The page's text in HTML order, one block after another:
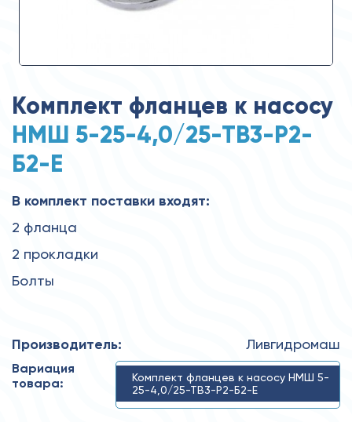
Комплект фланцев к насосу
НМШ 5-25-4,0/25-ТВ3-Р2-
Б2-Е
В комплект поставки входят:
2 фланца
2 прокладки
Болты
Производитель: Ливгидромаш
Вариация
товара:
Комплект фланцев к насосу НМШ 5-
25-4,0/25-ТВ3-Р2-Б2-Е